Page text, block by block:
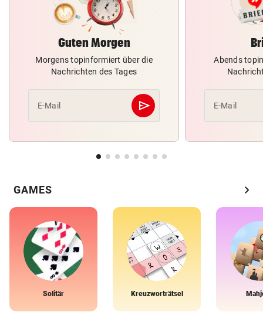
Guten Morgen
Morgens topinformiert über die
Nachrichten des Tages
E-Mail send
Abschicken
Abends
E-Mail
GAMES chevron_right
Solitär Kreuzworträtsel